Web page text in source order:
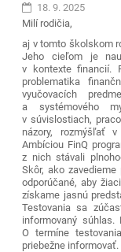
18. 9. 2025
Milí rodičia,
aj v tomto školskom
Jeho cieľom je
v kontexte financií.
problematika
vyučovacích
a systémového
v súvislostiach,
názory, rozmýšľať
Ambíciou FinQ
z nich stávali
Skôr, ako
odporúčané, aby
získame jasnú
Testovania sa
informovaný súhlas.
O termíne
priebežne informovať.